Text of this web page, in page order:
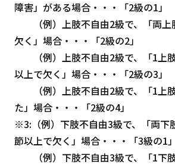
障害」がある場合・・・「2級の1」
（例）上肢不自由2級で、「両上
欠く」場合・・・「2級の2」
（例）上肢不自由2級で、「1上
以上で欠く」場合・・・「2級の3」
（例）上肢不自由2級で、「1上
た」場合・・・「2級の4」
※3:（例）下肢不自由3級で、「両下
節以上で欠く」場合・・・「3級の1」
（例）下肢不自由3級で、「1下